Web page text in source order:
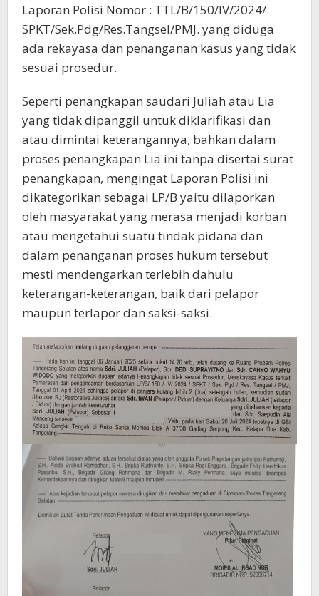
Laporan Polisi Nomor : TTL/B/150/IV/2024/
SPKT/Sek.Pdg/Res.Tangsel/PMJ. yang diduga
ada rekayasa dan penanganan kasus yang tidak
sesuai prosedur.
Seperti penangkapan saudari Juliah atau Lia
yang tidak dipanggil untuk diklarifikasi dan
atau dimintai keterangannya, bahkan dalam
proses penangkapan Lia ini tanpa disertai surat
penangkapan, mengingat Laporan Polisi ini
dikategorikan sebagai LP/B yaitu dilaporkan
oleh masyarakat yang merasa menjadi korban
atau mengetahui suatu tindak pidana dan
dalam penanganan proses hukum tersebut
mesti mendengarkan terlebih dahulu
keterangan-keterangan, baik dari pelapor
maupun terlapor dan saksi-saksi.